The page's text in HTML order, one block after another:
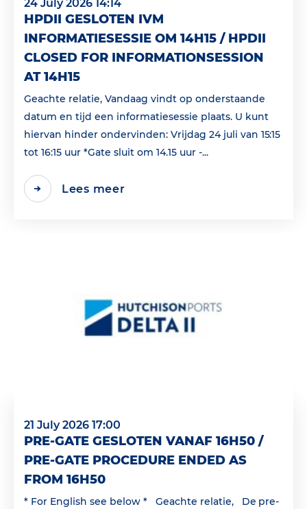
24 July 2026 14:14
HPDII GESLOTEN IVM
INFORMATIESESSIE OM 14H15 / HPDII
CLOSED FOR INFORMATIONSESSION
AT 14H15
Geachte relatie, Vandaag vindt op onderstaande
datum en tijd een informatiesessie plaats. U kunt
hiervan hinder ondervinden: Vrijdag 24 juli van 15:15
tot 16:15 uur *Gate sluit om 14.15 uur -...
Lees meer
21 July 2026 17:00
PRE-GATE GESLOTEN VANAF 16H50 /
PRE-GATE PROCEDURE ENDED AS
FROM 16H50
* For English see below * Geachte relatie, De pre-